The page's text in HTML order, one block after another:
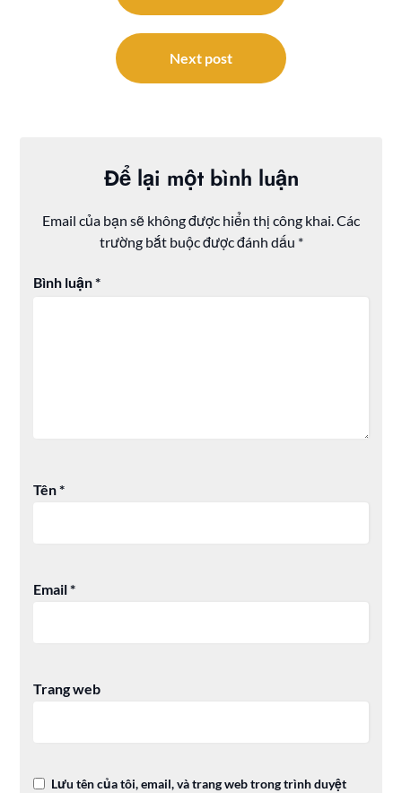
Next post
Để lại một bình luận
Email của bạn sẽ không được hiển thị công khai.Các
trường bắt buộc được đánh dấu *
Bình luận*
Tên*
Email*
Trang web
Lưu tên của tôi, email, và trang web trong trình duyệt